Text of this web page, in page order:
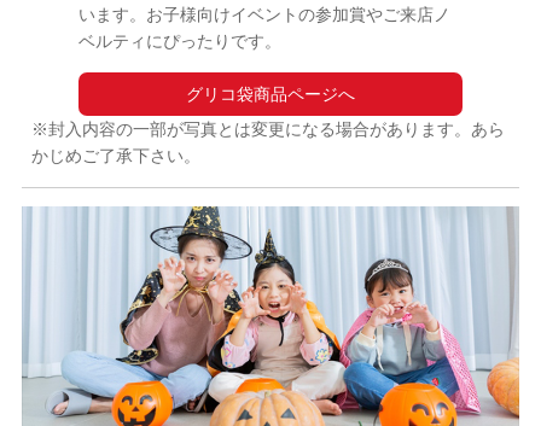
います。お子様向けイベントの参加賞やご来店ノ
ベルティにぴったりです。
グリコ袋商品ページへ
※封入内容の一部が写真とは変更になる場合があります。あら
かじめご了承下さい。